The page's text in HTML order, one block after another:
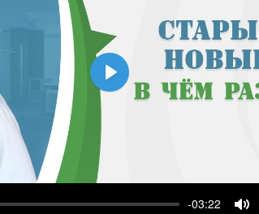
-03:22
Воспроизвести